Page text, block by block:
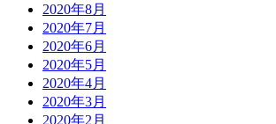
2020年8月
2020年7月
2020年6月
2020年5月
2020年4月
2020年3月
2020年2月